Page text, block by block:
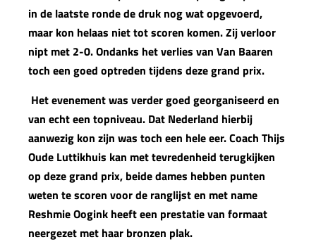
in de laatste ronde de druk nog wat opgevoerd,
maar kon helaas niet tot scoren komen. Zij verloor
nipt met 2-0. Ondanks het verlies van Van Baaren
toch een goed optreden tijdens deze grand prix.
Het evenement was verder goed georganiseerd en
van echt een topniveau. Dat Nederland hierbij
aanwezig kon zijn was toch een hele eer. Coach Thijs
Oude Luttikhuis kan met tevredenheid terugkijken
op deze grand prix, beide dames hebben punten
weten te scoren voor de ranglijst en met name
Reshmie Oogink heeft een prestatie van formaat
neergezet met haar bronzen plak.